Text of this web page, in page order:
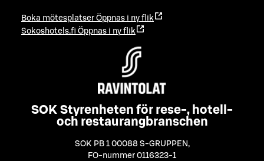
Boka mötesplatser Öppnas i ny flik
Sokoshotels.fi Öppnas i ny flik
SOK Styrenheten för rese-, hotell-
och restaurangbranschen
SOK PB 1 00088 S-GRUPPEN ,
FO-nummer 0116323-1